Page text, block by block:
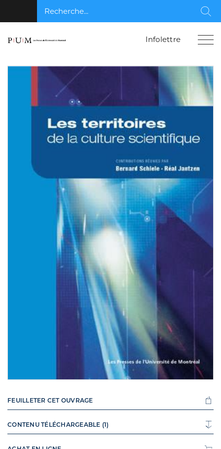
Recherche...
Infolettre
FEUILLETER CET OUVRAGE
CONTENU TÉLÉCHARGEABLE (1)